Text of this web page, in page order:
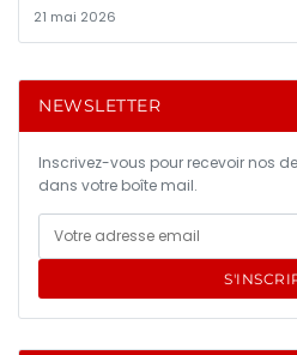
21 mai 2026
NEWSLETTER
Inscrivez-vous pour recevoir nos
dans votre boîte mail.